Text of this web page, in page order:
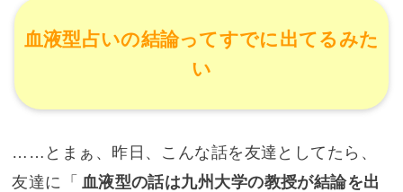
血液型占いの結論ってすでに出てるみた
い
……とまぁ、昨日、こんな話を友達としてたら、
友達に「 血液型の話は九州大学の教授が結論を出